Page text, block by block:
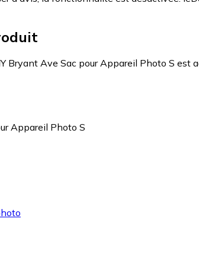
Bryant Ave Sac pour Appareil Photo S est
Appareil Photo S